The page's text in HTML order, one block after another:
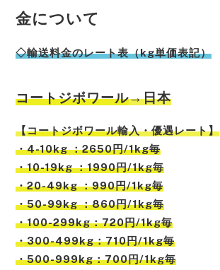
金について
◇輸送料金のレート表（kg単価表記）
コートジボワール→日本
【コートジボワール輸入・優遇レート】
・4-10kg ：2650円/1kg毎
・10-19kg ：1990円/1kg毎
・20-49kg ：990円/1kg毎
・50-99kg ：860円/1kg毎
・100-299kg：720円/1kg毎
・300-499kg：710円/1kg毎
・500-999kg：700円/1kg毎